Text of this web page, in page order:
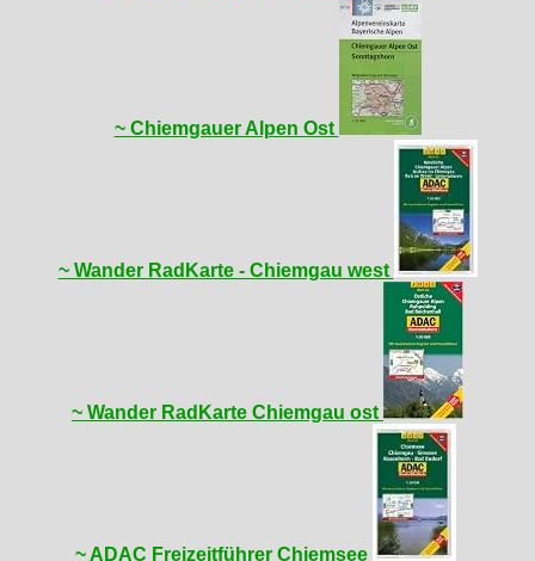
~ Chiemgauer Alpen Ost
~ Wander RadKarte - Chiemgau west
~ Wander RadKarte Chiemgau ost
~ ADAC Freizeitführer Chiemsee